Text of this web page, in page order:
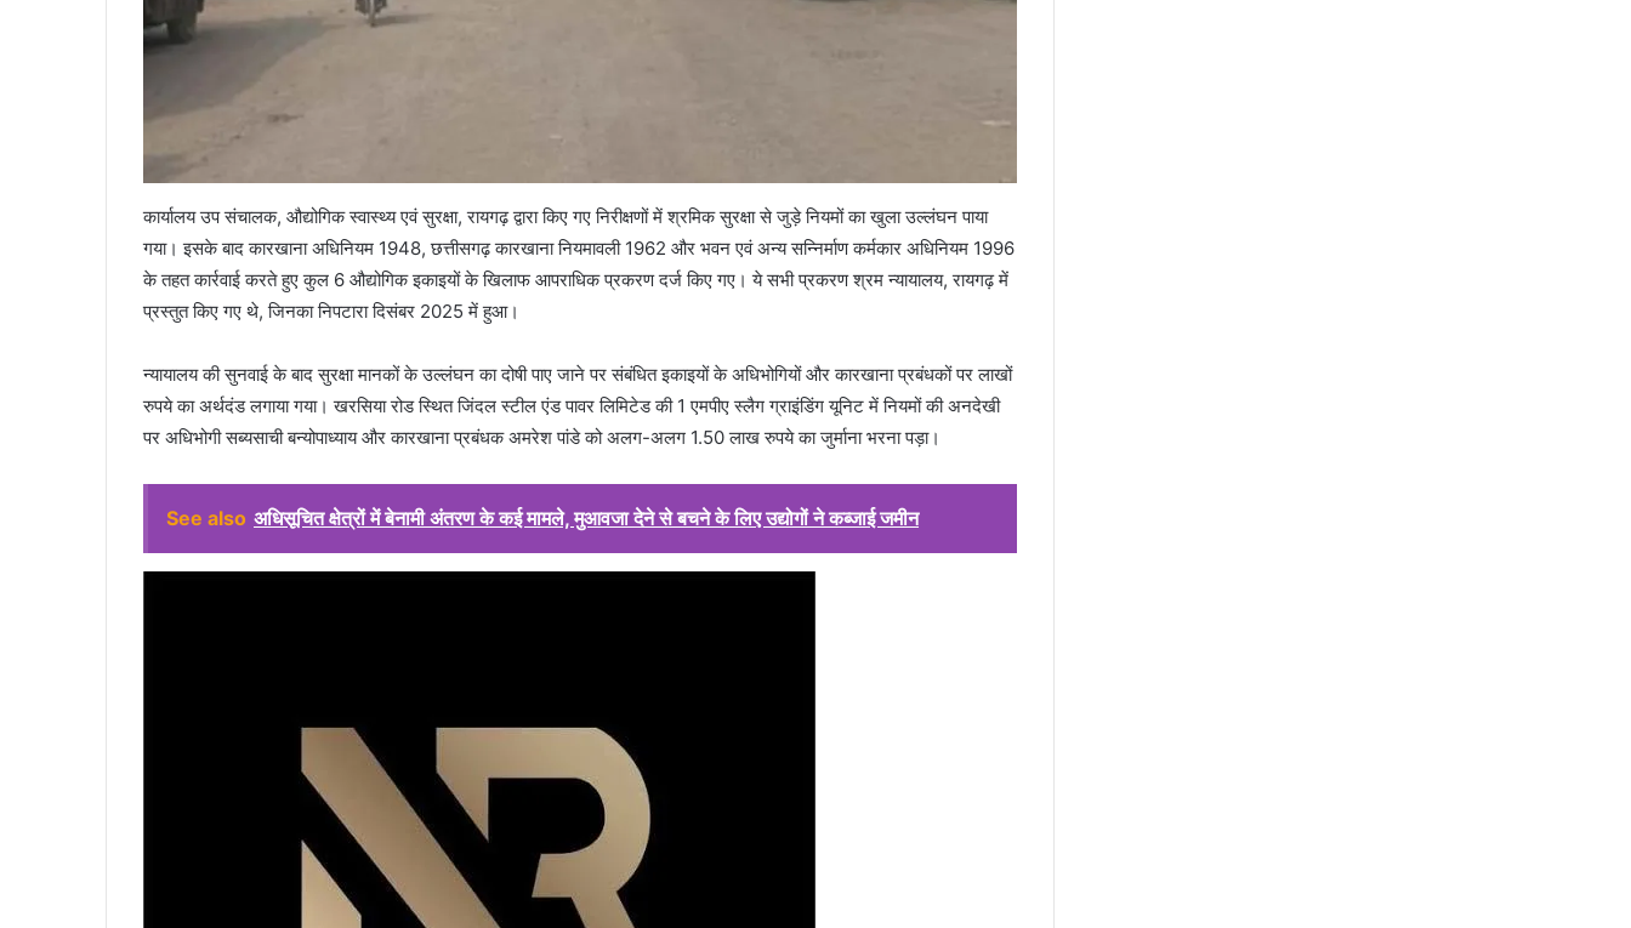
कार्यालय उप संचालक, औद्योगिक स्वास्थ्य एवं सुरक्षा, रायगढ़ द्वारा किए गए निरीक्षणों में श्रमिक सुरक्षा से जुड़े नियमों का खुला उल्लंघन पाया
गया। इसके बाद कारखाना अधिनियम 1948, छत्तीसगढ़ कारखाना नियमावली 1962 और भवन एवं अन्य सन्निर्माण कर्मकार अधिनियम 1996
के तहत कार्रवाई करते हुए कुल 6 औद्योगिक इकाइयों के खिलाफ आपराधिक प्रकरण दर्ज किए गए। ये सभी प्रकरण श्रम न्यायालय, रायगढ़ में
प्रस्तुत किए गए थे, जिनका निपटारा दिसंबर 2025 में हुआ।
न्यायालय की सुनवाई के बाद सुरक्षा मानकों के उल्लंघन का दोषी पाए जाने पर संबंधित इकाइयों के अधिभोगियों और कारखाना प्रबंधकों पर लाखों
रुपये का अर्थदंड लगाया गया। खरसिया रोड स्थित जिंदल स्टील एंड पावर लिमिटेड की 1 एमपीए स्लैग ग्राइंडिंग यूनिट में नियमों की अनदेखी
पर अधिभोगी सब्यसाची बन्योपाध्याय और कारखाना प्रबंधक अमरेश पांडे को अलग-अलग 1.50 लाख रुपये का जुर्माना भरना पड़ा।
See also अधिसूचित क्षेत्रों में बेनामी अंतरण के कई मामले, मुआवजा देने से बचने के लिए उद्योगों ने कब्जाई जमीन